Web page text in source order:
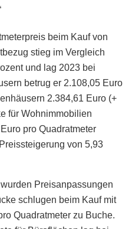
beim Kauf von
stieg im Vergleich
und lag 2023 bei
betrug er 2.108,05 Euro
2.384,61 Euro (+
für Wohnimmobilien
pro Quadratmeter
von 5,93
Preisanpassungen
schlugen beim Kauf mit
Quadratmeter zu Buche.